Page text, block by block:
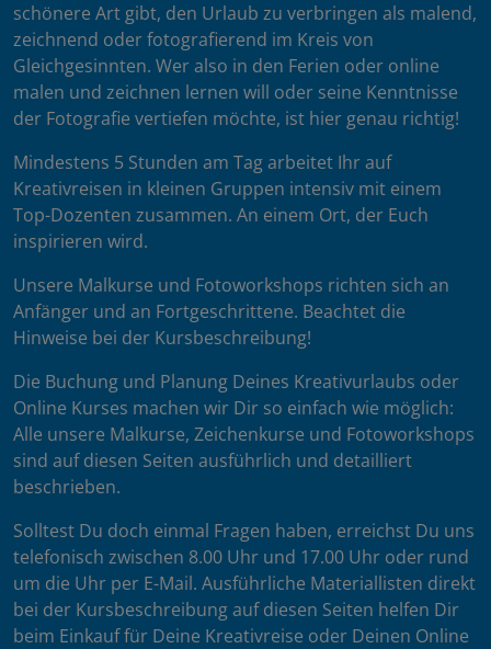
schönere Art gibt, den Urlaub zu verbringen als malend,
zeichnend oder fotografierend im Kreis von
Gleichgesinnten. Wer also in den Ferien oder online
malen und zeichnen lernen will oder seine Kenntnisse
der Fotografie vertiefen möchte, ist hier genau richtig!
Mindestens 5 Stunden am Tag arbeitet Ihr auf
Kreativreisen in kleinen Gruppen intensiv mit einem
Top-Dozenten zusammen. An einem Ort, der Euch
inspirieren wird.
Unsere Malkurse und Fotoworkshops richten sich an
Anfänger und an Fortgeschrittene. Beachtet die
Hinweise bei der Kursbeschreibung!
Die Buchung und Planung Deines Kreativurlaubs oder
Online Kurses machen wir Dir so einfach wie möglich:
Alle unsere Malkurse, Zeichenkurse und Fotoworkshops
sind auf diesen Seiten ausführlich und detailliert
beschrieben.
Solltest Du doch einmal Fragen haben, erreichst Du uns
telefonisch zwischen 8.00 Uhr und 17.00 Uhr oder rund
um die Uhr per E-Mail. Ausführliche Materiallisten direkt
bei der Kursbeschreibung auf diesen Seiten helfen Dir
beim Einkauf für Deine Kreativreise oder Deinen Online